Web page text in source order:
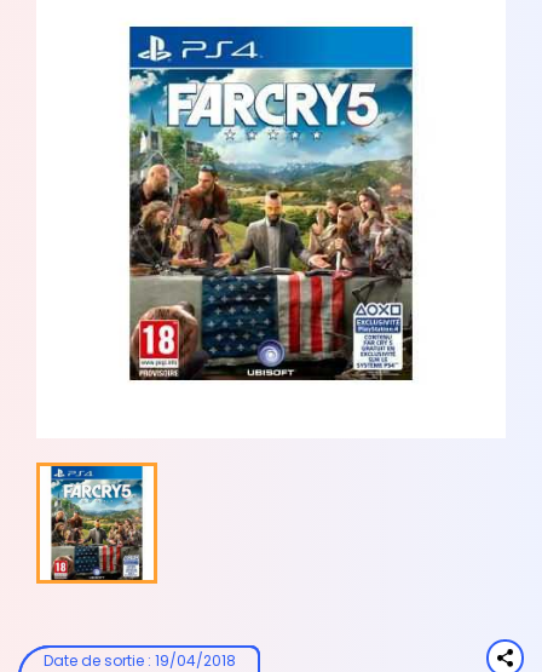
Date de sortie: 19/04/2018